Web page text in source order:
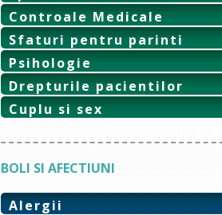
Controale Medicale
Sfaturi pentru parinti
Psihologie
Drepturile pacientilor
Cuplu si sex
BOLI SI AFECTIUNI
Alergii